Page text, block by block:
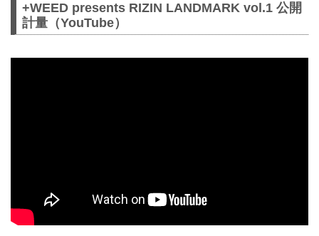
+WEED presents RIZIN LANDMARK vol.1 公開
計量（YouTube）